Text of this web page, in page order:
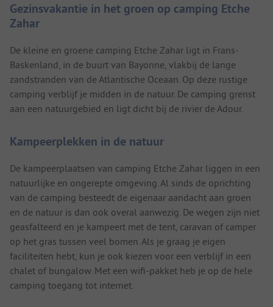
Gezinsvakantie in het groen op camping Etche
Zahar
De kleine en groene camping Etche Zahar ligt in Frans-
Baskenland, in de buurt van Bayonne, vlakbij de lange
zandstranden van de Atlantische Oceaan. Op deze rustige
camping verblijf je midden in de natuur. De camping grenst
aan een natuurgebied en ligt dicht bij de rivier de Adour.
Kampeerplekken in de natuur
De kampeerplaatsen van camping Etche Zahar liggen in een
natuurlijke en ongerepte omgeving. Al sinds de oprichting
van de camping besteedt de eigenaar aandacht aan groen
en de natuur is dan ook overal aanwezig. De wegen zijn niet
geasfalteerd en je kampeert met de tent, caravan of camper
op het gras tussen veel bomen. Als je graag je eigen
faciliteiten hebt, kun je ook kiezen voor een verblijf in een
chalet of bungalow. Met een wifi-pakket heb je op de hele
camping toegang tot internet.